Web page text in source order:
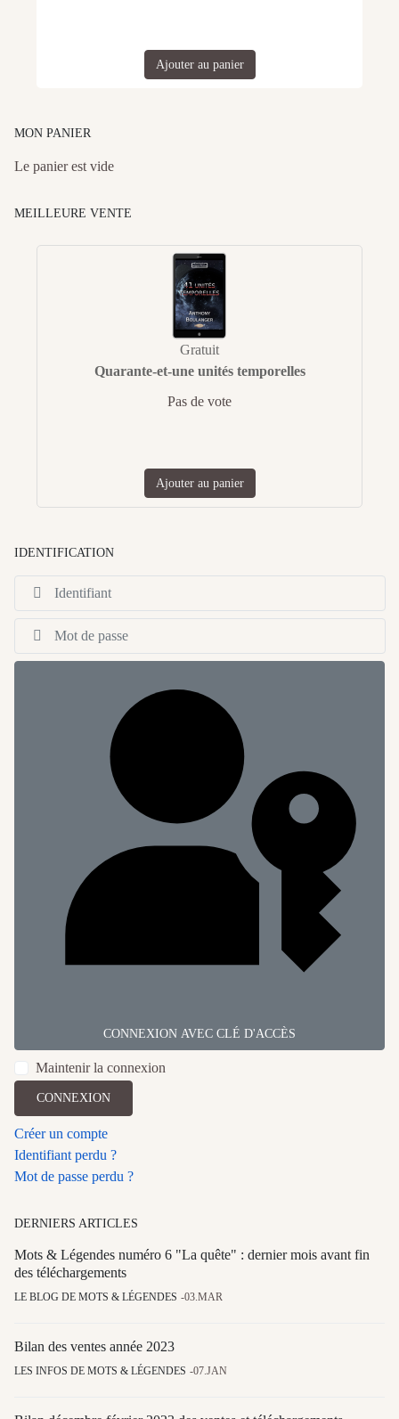
Ajouter au panier
MON PANIER
Le panier est vide
MEILLEURE VENTE
Gratuit
Quarante-et-une unités temporelles
Pas de vote
Ajouter au panier
IDENTIFICATION
CONNEXION AVEC CLÉ D'ACCÈS
Maintenir la connexion
CONNEXION
Créer un compte
Identifiant perdu ?
Mot de passe perdu ?
DERNIERS ARTICLES
Mots & Légendes numéro 6 "La quête" : dernier mois avant fin
des téléchargements
LE BLOG DE MOTS & LÉGENDES 03.MAR
Bilan des ventes année 2023
LES INFOS DE MOTS & LÉGENDES 07.JAN